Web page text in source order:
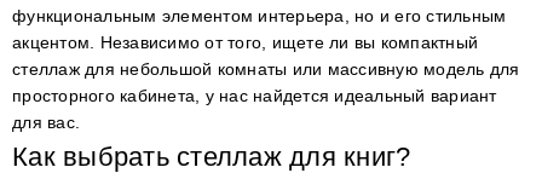
функциональным элементом интерьера, но и его стильным
акцентом. Независимо от того, ищете ли вы компактный
стеллаж для небольшой комнаты или массивную модель для
просторного кабинета, у нас найдется идеальный вариант
для вас.
Как выбрать стеллаж для книг?